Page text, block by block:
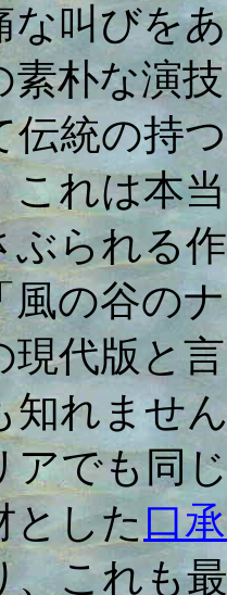
な叫びを
素朴な演
伝統の持
これは本
ぶられる
風の谷の
現代版と
知れませ
アでも同
とした 口
、これも